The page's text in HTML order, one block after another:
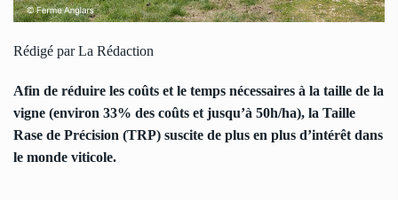
Rédigé par La Rédaction
Afin de réduire les coûts et le temps nécessaires à la taille de la
vigne (environ 33% des coûts et jusqu’à 50h/ha), la Taille
Rase de Précision (TRP) suscite de plus en plus d’intérêt dans
le monde viticole.